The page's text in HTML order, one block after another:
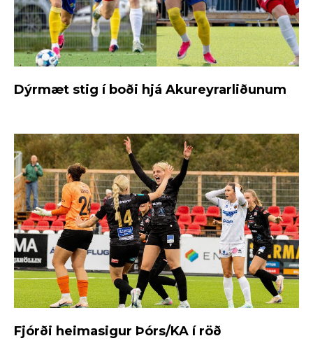
Dýrmæt stig í boði hjá Akureyrarliðunum
Fjórði heimasigur Þórs/KA í röð